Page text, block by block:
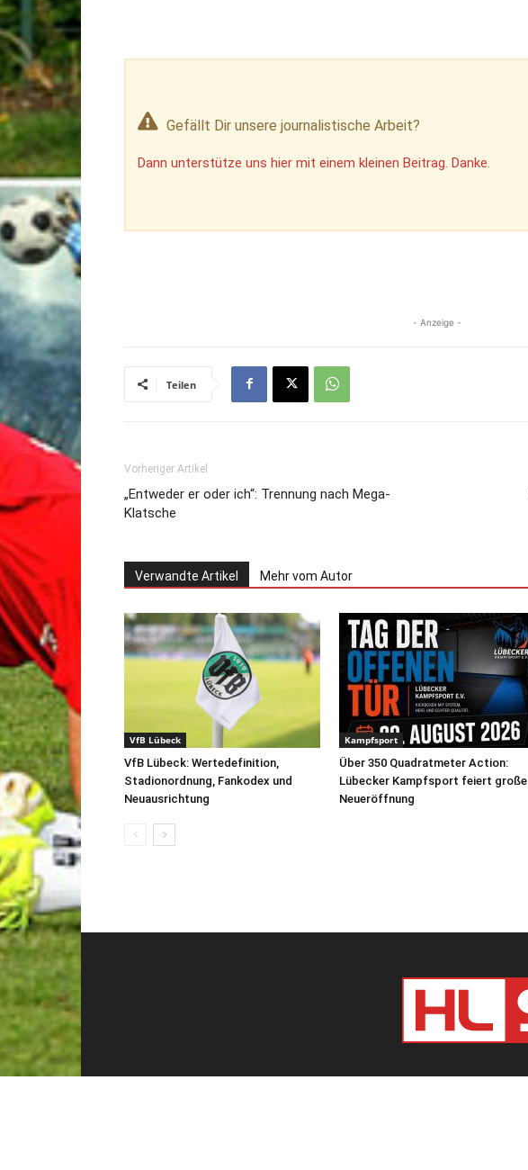
Gefällt Dir unsere journalistische Arbeit?
Dann unterstütze uns hier mit einem kleinen Beitrag. Danke.
- Anzeige -
Teilen
Vorheriger Artikel
„Entweder er oder ich“: Trennung nach Mega-
Klatsche
Verwandte Artikel Mehr vom Autor
VfB Lübeck
VfB Lübeck: Wertedefinition,
Stadionordnung, Fankodex und
Neuausrichtung
Kampfsport
Über 350 Quadratmeter Action:
Lübecker Kampfsport feiert große
Neueröffnung